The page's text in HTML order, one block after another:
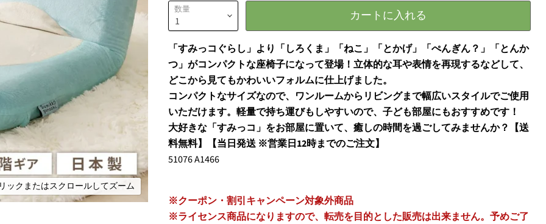
ックまたはスクロールしてズーム
数量 カートに入れる
「すみっコぐらし」より「しろくま」「ねこ」「とかげ」「ぺんぎん？」「とんか
つ」がコンパクトな座椅子になって登場！立体的な耳や表情を再現するなどして、
どこから見てもかわいいフォルムに仕上げました。
コンパクトなサイズなので、ワンルームからリビングまで幅広いスタイルでご使用
いただけます。軽量で持ち運びもしやすいので、子ども部屋にもおすすめです！
大好きな「すみっコ」をお部屋に置いて、癒しの時間を過ごしてみませんか？【送
料無料】【当日発送 ※営業日12時までのご注文】
51076 A1466
※クーポン・割引キャンペーン対象外商品
※ライセンス商品になりますので、転売を目的とした販売は出来ません。予めご了